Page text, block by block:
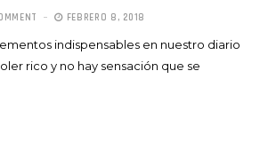
FEBRERO 8, 2018
indispensables en nuestro diario
rico y no hay sensación que se